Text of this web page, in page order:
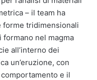
– il team ha
forme tridimensionali
formano nel magma
all’interno dei
un’eruzione, con
e il